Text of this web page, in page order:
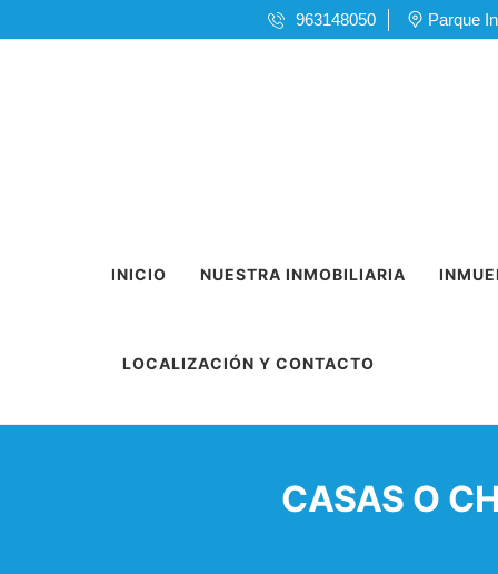
963148050 Parque
INICIO NUESTRA INMOBILIARIA
LOCALIZACIÓN Y CONTACTO
CASAS O